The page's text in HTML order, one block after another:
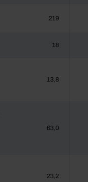
219
18
13,8
63,0
23,2